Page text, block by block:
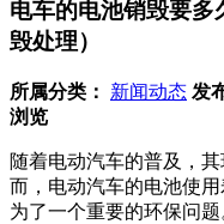
电车的电池销毁要
毁处理）
所属分类： 新闻动态 发
浏览
随着电动汽车的普及，
而，电动汽车的电池使
为了一个重要的环保问题